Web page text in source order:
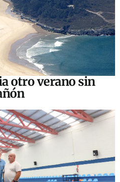
otro verano sin